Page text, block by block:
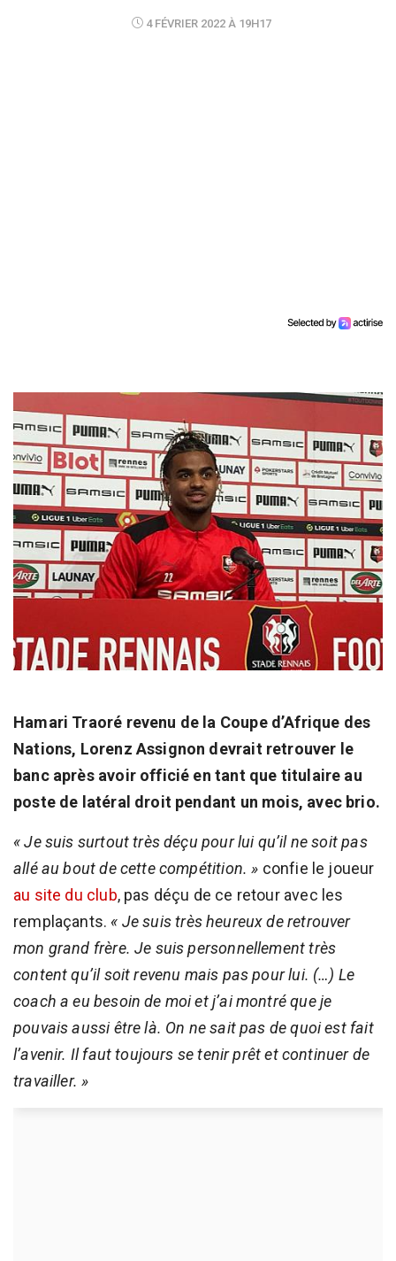
4 FÉVRIER 2022 À 19H17
Hamari Traoré revenu de la Coupe d’Afrique des
Nations, Lorenz Assignon devrait retrouver le
banc après avoir officié en tant que titulaire au
poste de latéral droit pendant un mois, avec brio.
« Je suis surtout très déçu pour lui qu’il ne soit pas
allé au bout de cette compétition. » confie le joueur
au site du club, pas déçu de ce retour avec les
remplaçants. « Je suis très heureux de retrouver
mon grand frère. Je suis personnellement très
content qu’il soit revenu mais pas pour lui. (…) Le
coach a eu besoin de moi et j’ai montré que je
pouvais aussi être là. On ne sait pas de quoi est fait
l’avenir. Il faut toujours se tenir prêt et continuer de
travailler. »